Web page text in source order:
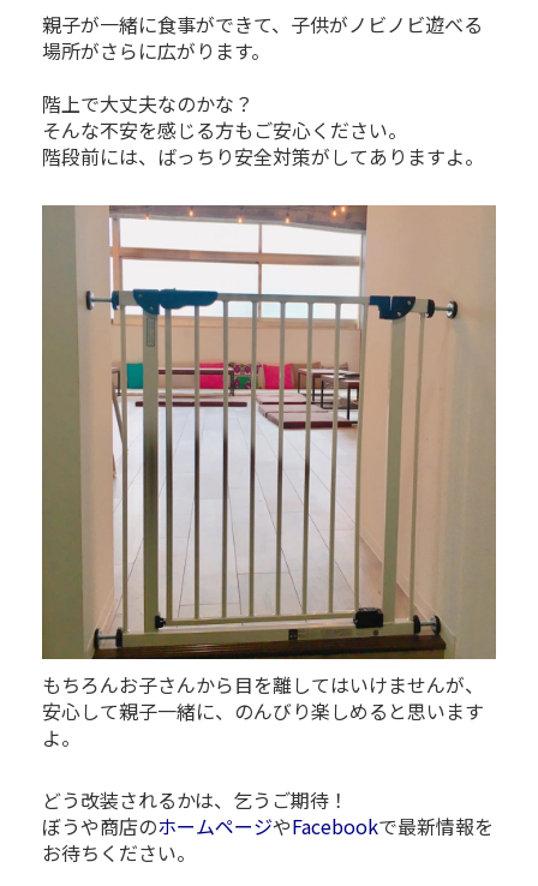
親子が一緒に食事ができて、子供がノビノビ遊べる
場所がさらに広がります。
階上で大丈夫なのかな？
そんな不安を感じる方もご安心ください。
階段前には、ばっちり安全対策がしてありますよ。
もちろんお子さんから目を離してはいけませんが、
安心して親子一緒に、のんびり楽しめると思います
よ。
どう改装されるかは、乞うご期待！
ぼうや商店のホームページやFacebookで最新情報を
お待ちください。